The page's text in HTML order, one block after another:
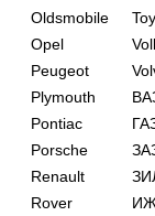
Oldsmobile
Opel
Peugeot
Plymouth
Pontiac
Porsche
Renault
Rover